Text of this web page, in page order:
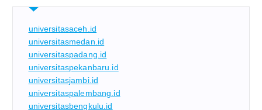
universitasaceh.id
universitasmedan.id
universitaspadang.id
universitaspekanbaru.id
universitasjambi.id
universitaspalembang.id
universitasbengkulu.id